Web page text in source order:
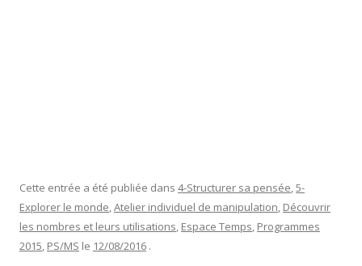
Cette entrée a été publiée dans 4-Structurer sa pensée,5-
Explorer le monde,Atelier individuel de manipulation, Découvrir
les nombres et leurs utilisations, Espace Temps, Programmes
2015, PS/MS le 12/08/2016 .